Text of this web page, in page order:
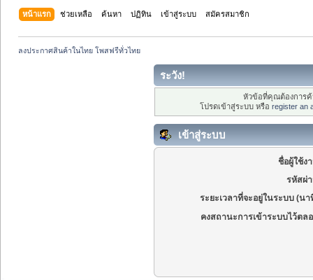
หน้าแรก ช่วยเหลือ ค้นหา ปฏิทิน เข้าสู่ระบบ สมัครสมาชิก
ลงประกาศสินค้าในไทย โพสฟรีทั่วไทย
ระวัง!
หัวข้อที่คุณต้องการ
โปรดเข้าสู่ระบบ หรือ register an
เข้าสู่ระบบ
ชื่อผู้ใช้ง
รหัสผ่
ระยะเวลาที่จะอยู่ในระบบ (นา
คงสถานะการเข้าระบบไว้ตล